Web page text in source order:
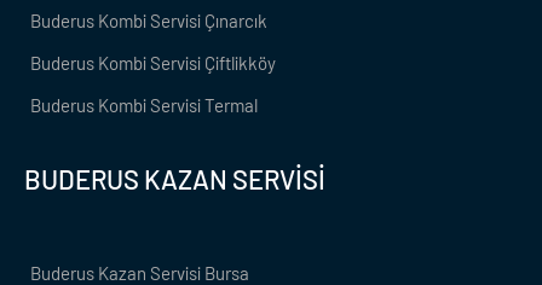
Buderus Kombi Servisi Çınarcık
Buderus Kombi Servisi Çiftlikköy
Buderus Kombi Servisi Termal
BUDERUS KAZAN SERVİSİ
Buderus Kazan Servisi Bursa